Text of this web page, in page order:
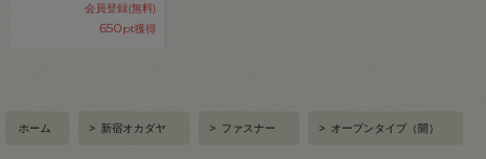
会員登録(無料)
650pt獲得
ホーム > 新宿オカダヤ > ファスナー > オープンタイプ（開）